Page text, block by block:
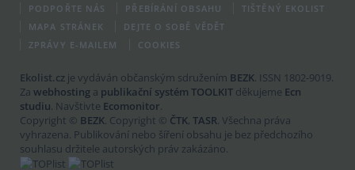
PODPOŘTE NÁS
PŘEBÍRÁNÍ OBSAHU
TIŠTĚNÝ EKOLIST
MAPA STRÁNEK
DEJTE O SOBĚ VĚDĚT
ZPRÁVY E-MAILEM
COOKIES
Ekolist.cz je vydáván občanským sdružením BEZK. ISSN 1802-9019.
Za webhosting a publikační systém TOOLKIT děkujeme Ecn
studiu. Navštivte Ecomonitor.
Copyright © BEZK. Copyright © ČTK, TASR. Všechna práva
vyhrazena. Publikování nebo šíření obsahu je bez předchozího
souhlasu držitele autorských práv zakázáno.